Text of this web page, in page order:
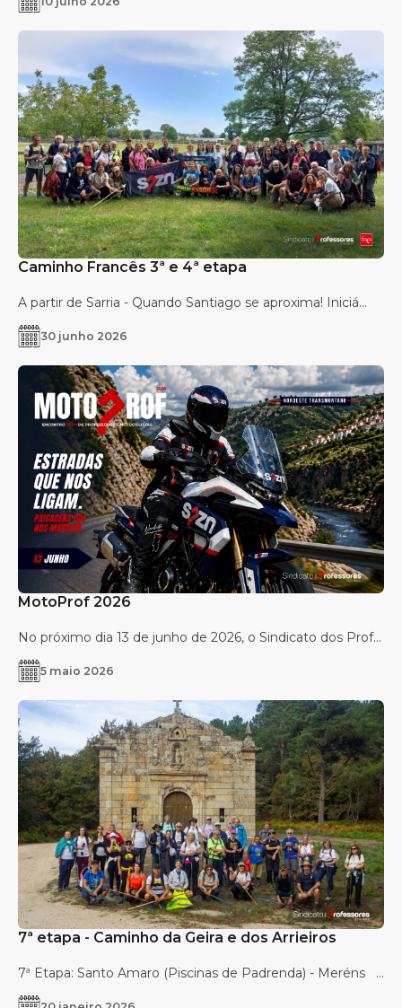
Caminho Francês 3ª e 4ª etapa
A partir de Sarria - Quando Santiago se aproxima! Iniciá...
30 junho 2026
MotoProf 2026
No próximo dia 13 de junho de 2026, o Sindicato dos Prof...
5 maio 2026
7ª etapa - Caminho da Geira e dos Arrieiros
7ª Etapa: Santo Amaro (Piscinas de Padrenda) - Meréns ...